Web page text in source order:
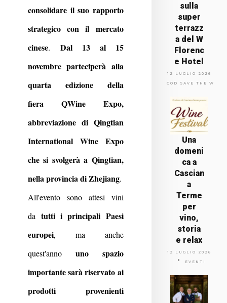
consolidare il suo rapporto
strategico con il mercato
cinese. Dal 13 al 15
novembre parteciperà alla
quarta edizione della
fiera QWineExpo,
abbreviazione di Qingtian
International Wine Expo
che si svolgerà a Qingtian,
nella provincia di Zhejiang.
All'evento sono attesi vini
da tutti i principali Paesi
europei, ma anche
quest'announo spazio
importante sarà riservato ai
prodotti provenienti
sulla
super
terrazz
a del W
Florenc
e Hotel
12 LUGLIO 2026
GOD SAVE THE WINE
Una
domeni
ca a
Cascian
a
Terme
per
vino,
storia
e relax
12 LUGLIO 2026
EVENTI